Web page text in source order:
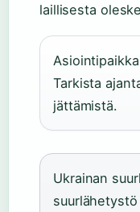
laillisesta
Tarkista
jättämistä.
Ukrainan